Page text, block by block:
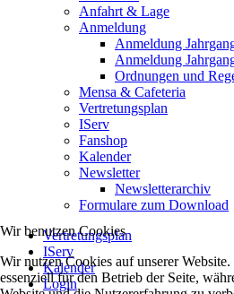
Anfahrt & Lage
Anmeldung
Anmeldung
Anmeldung
Ordnungen und
Mensa & Cafeteria
Vertretungsplan
IServ
Fanshop
Kalender
Newsletter
Newsletterarchiv
Formulare zum Download
Vertretungsplan
IServ
Kalender
Login
Wir benutzen Cookies
Wir nutzen Cookies auf unserer
essenziell für den Betrieb der Seite,